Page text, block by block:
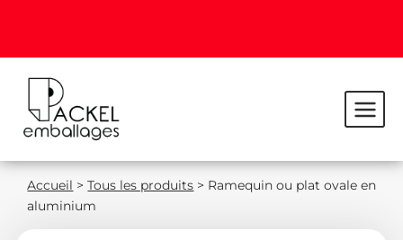
Accueil >Tous les produits > Ramequin ou plat ovale en
aluminium